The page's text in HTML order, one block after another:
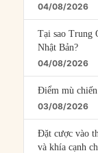
04/08/2026
Tại sao Trung
Nhật Bản?
04/08/2026
Điểm mù
03/08/2026
Đặt cược vào
và khía cạnh